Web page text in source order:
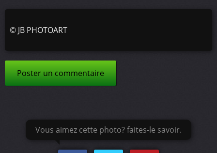
© JB PHOTOART
Poster un commentaire
Vous aimez cette photo? faites-le savoir.